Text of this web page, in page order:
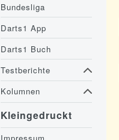
Bundesliga
Darts1 App
Darts1 Buch
Testberichte
Kolumnen
Kleingedruckt